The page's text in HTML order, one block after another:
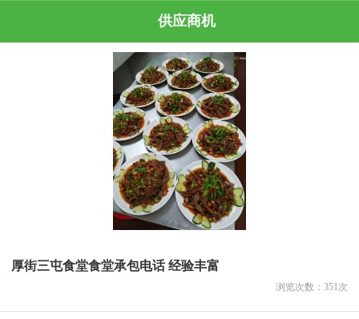
供应商机
厚街三屯食堂食堂承包电话 经验丰富
浏览次数： 351 次